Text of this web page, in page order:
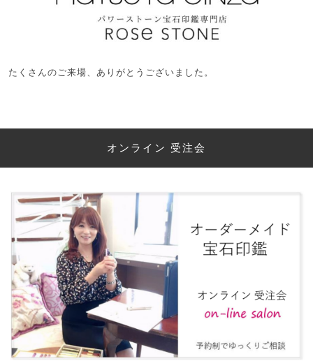
たくさんのご来場、ありがとうございました。
オンライン 受注会